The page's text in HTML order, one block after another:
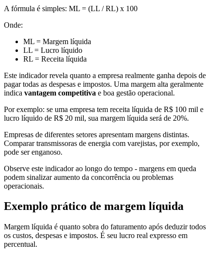
A fórmula é simples: ML = (LL / RL) x 100
Onde:
ML = Margem líquida
LL = Lucro líquido
RL = Receita líquida
Este indicador revela quanto a empresa realmente ganha depois de
pagar todas as despesas e impostos. Uma margem alta geralmente
indica vantagem competitiva e boa gestão operacional.
Por exemplo: se uma empresa tem receita líquida de R$ 100 mil e
lucro líquido de R$ 20 mil, sua margem líquida será de 20%.
Empresas de diferentes setores apresentam margens distintas.
Comparar transmissoras de energia com varejistas, por exemplo,
pode ser enganoso.
Observe este indicador ao longo do tempo - margens em queda
podem sinalizar aumento da concorrência ou problemas
operacionais.
Exemplo prático de margem líquida
Margem líquida é quanto sobra do faturamento após deduzir todos
os custos, despesas e impostos. É seu lucro real expresso em
percentual.